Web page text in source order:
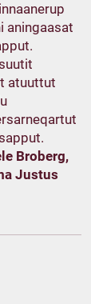
aningaasat
atuuttut
Broberg,
Justus